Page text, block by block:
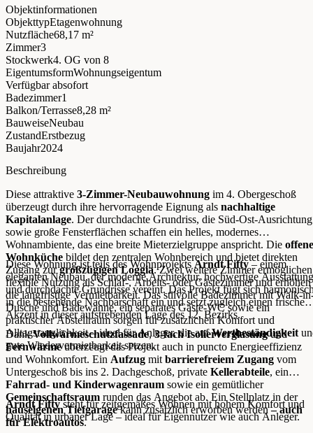
Objektinformationen
ObjekttypEtagenwohnung
Nutzfläche68,17 m²
Zimmer3
Stockwerk4. OG von 8
EigentumsformWohnungseigentum
Verfügbar absofort
Badezimmer1
Balkon/Terrasse8,28 m²
BauweiseNeubau
ZustandErstbezug
Baujahr2024
Beschreibung
Diese attraktive 3-Zimmer-Neubauwohnung im 4. Obergeschoß
überzeugt durch ihre hervorragende Eignung als nachhaltige
Kapitalanlage. Der durchdachte Grundriss, die Süd-Ost-Ausrichtung
sowie große Fensterflächen schaffen ein helles, modernes
Wohnambiente, das eine breite Mieterzielgruppe anspricht. Die offene
Wohnküche bildet den zentralen Wohnbereich und bietet direkten
Zugang zurgroßzügigen Loggia. Zwei weitere Zimmer ermöglichen
flexible Nutzung als Schlaf-, Arbeits- oder Gästezimmer und erhöhen
die langfristige Vermietbarkeit. Das stilvolle Badezimmer mit Walk-
Dusche und Badewanne, ein separates Gäste-WC sowie ein
praktischer Abstellraum sorgen für zusätzlichen Komfort und
Alltagstauglichkeit – ideal für Anleger, die aufWertbeständigkeit
gute Wiedervermietbarkeit setzen.
Diese Wohnung ist teils des WohnprojektsArndt Fifty– einem
eleganten Neubau, der moderne Architektur, hochwertige Ausstattung
und durchdachte Grundrisse vereint. Das Projekt fügt sich
in die bestehende Nachbarschaft ein und setzt zugleich einen frischen
Akzent in dieser aufstrebenden Lage des 12. Bezirks.
DankVollwärmeschutzfassade,3-fach Isolierverglasungund
Fernwärmeüberzeugt das Projekt auch in puncto Energieeffizienz
und Wohnkomfort. Ein Aufzug mit barrierefreiem Zugang vom
Untergeschoß bis ins 2. Dachgeschoß, private Kellerabteile, ein
Fahrrad- und Kinderwagenraum sowie ein gemütlicher
Gemeinschaftsraum runden das Angebot ab. Ein Stellplatz in der
hauseigenen Tiefgaragekann zusätzlich erworben werden– auch
für Elektroautos.
Arndt Fiftysteht für zeitgemäßes Wohnen mit hohem Komfort und
Qualität in urbaner Lage – ideal für Eigennutzer wie auch Anleger.